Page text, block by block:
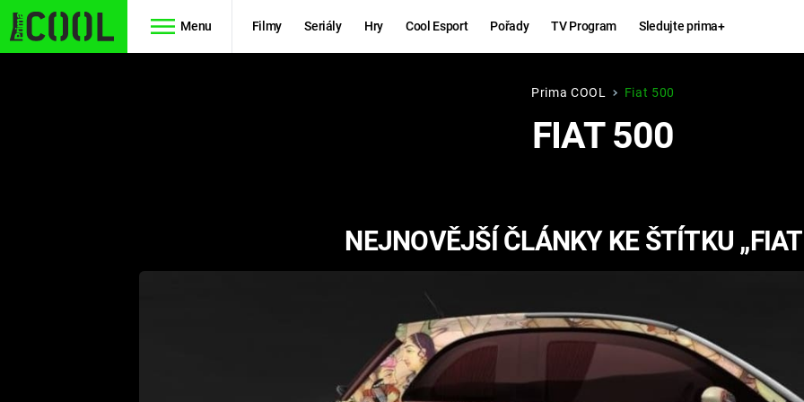
Menu Filmy Seriály Hry Cool Esport Pořady TV Program Sledujte prima+
RYCHLE A
ZBĚSILE 10
KINGDOM
COME:
ESPORT
Prima COOL Fiat 500
FIAT 500
NEJNOVĚJŠÍ ČLÁNKY KE ŠTÍTKU